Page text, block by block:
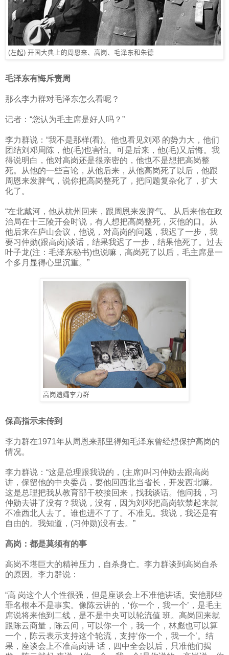
(左起) 开国大典上的周恩来、高岗、毛泽东和朱德
毛泽东有悔斥责周
那么李力群对毛泽东怎么看呢？
记者：“您认为毛主席是好人吗？”
李力群说：“我不是那样(看)。他也看见刘邓 的势力大，他们
团结刘邓周陈，他(毛)也害怕。可是后来，他(毛)又后悔。我
得说明白，他对高岗还是很亲密的，他也不是想把高岗整
死。从他的一些言论，从他后来，从他高岗死了以后，他跟
周恩来发脾气，说你把高岗整死了，把问题复杂化了，扩大
化了。
“在北戴河，他从杭州回来，跟周恩来发脾气。
从后来他在政
治局在十三陵开会时说，有人想把高岗整死，灭他的口。从
他后来在庐山会议，他说，对高岗的问题，我迟了一步，我
要习仲勋(跟高岗)谈话，结果我迟了一步，结果他死了。过去
叶子龙(注：毛泽东秘书)也说嘛，高岗死了以后，毛主席是一
个多月显得心里沉重。”
高岗遗孀李力群
保高指示未传到
李力群在1971年从周恩来那里得知毛泽东曾经想保护高岗的
情况。
李力群说：“这是总理跟我说的， (主席)叫习仲勋去跟高岗
讲，保留他的中央委员，要他回西北当省长，开发西北嘛。
这是总理把我从教育部干校接回来，找我谈话。他问我，习
仲勋去讲了没有？我说，没有，因为刘邓把高岗软禁起来就
不准西北人去了。谁也进不了了。不准见。我说，我还是有
自由的。我知道， (习仲勋)没有去。”
高岗：都是莫须有的事
高岗不堪巨大的精神压力，自杀身亡。李力群谈到高岗自杀
的原因。李力群说：
“高 岗这个人个性很强，但是座谈会上不准他讲话。安他那些
罪名根本不是事实。像陈云讲的，‘你一个，我一个’，是毛主
席说将来他到二线，是不是中央可以轮流值 班。高岗回来就
跟陈云商量，陈云问，可以你一个，我一个，林彪也可以算
一个，陈云表示支持这个轮流，支持‘你一个，我一个’。结
果，座谈会上不准高岗讲 话，四中全会以后，只准他们揭